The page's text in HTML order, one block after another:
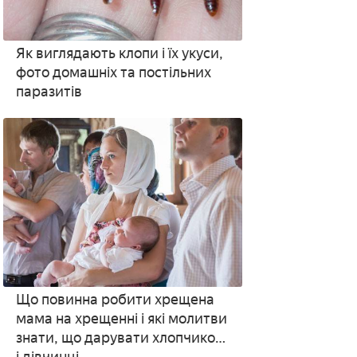
Як виглядають клопи і їх укуси,
фото домашніх та постільних
паразитів
Що повинна робити хрещена
мама на хрещенні і які молитви
знати, що дарувати хлопчикові